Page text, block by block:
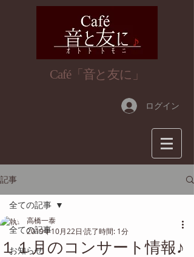
​Café「音と友に」
ログイン
記事
全ての記事
お知らせ
全ての記事
１１月のコンサート情報♪
高橋一泰
2019年10月22日 読了時間: 1分